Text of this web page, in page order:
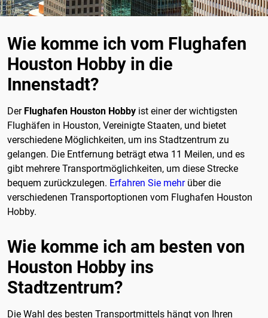
Wie komme ich vom Flughafen
Houston Hobby in die
Innenstadt?
Der Flughafen Houston Hobby ist einer der wichtigsten
Flughäfen in Houston, Vereinigte Staaten, und bietet
verschiedene Möglichkeiten, um ins Stadtzentrum zu
gelangen. Die Entfernung beträgt etwa 11 Meilen, und es
gibt mehrere Transportmöglichkeiten, um diese Strecke
bequem zurückzulegen. Erfahren Sie mehrüber die
verschiedenen Transportoptionen vom Flughafen Houston
Hobby.
Wie komme ich am besten von
Houston Hobby ins
Stadtzentrum?
Die Wahl des besten Transportmittels hängt von Ihren